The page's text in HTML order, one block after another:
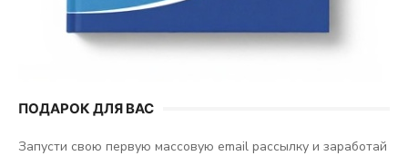
ПОДАРОК ДЛЯ ВАС
Запусти свою первую массовую email рассылку и заработай